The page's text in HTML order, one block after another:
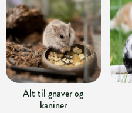
Alt til gnaver og
kaniner